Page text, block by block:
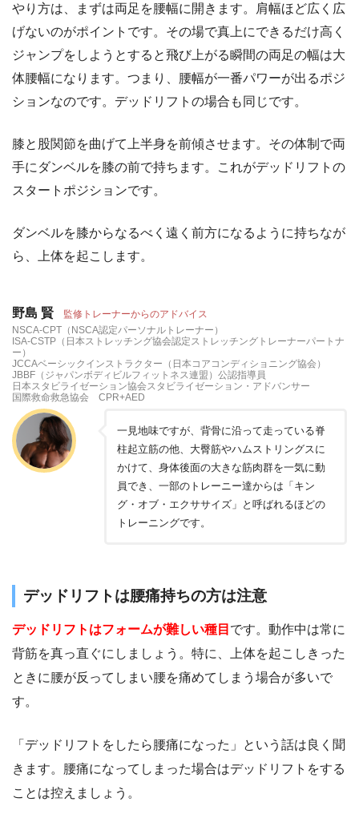
やり方は、まずは両足を腰幅に開きます。肩幅ほど広く広
げないのがポイントです。その場で真上にできるだけ高く
ジャンプをしようとすると飛び上がる瞬間の両足の幅は大
体腰幅になります。つまり、腰幅が一番パワーが出るポジ
ションなのです。デッドリフトの場合も同じです。
膝と股関節を曲げて上半身を前傾させます。その体制で両
手にダンベルを膝の前で持ちます。これがデッドリフトの
スタートポジションです。
ダンベルを膝からなるべく遠く前方になるように持ちなが
ら、上体を起こします。
野島 賢 監修トレーナーからのアドバイス
NSCA-CPT（NSCA認定パーソナルトレーナー）
ISA-CSTP（日本ストレッチング協会認定ストレッチングトレーナーパートナ
ー）
JCCAベーシックインストラクター（日本コアコンディショニング協会）
JBBF（ジャパンボディビルフィットネス連盟）公認指導員
日本スタビライゼーション協会スタビライゼーション・アドバンサー
国際救命救急協会 CPR+AED
一見地味ですが、背骨に沿って走っている脊
柱起立筋の他、大臀筋やハムストリングスに
かけて、身体後面の大きな筋肉群を一気に動
員でき、一部のトレーニー達からは「キン
グ・オブ・エクササイズ」と呼ばれるほどの
トレーニングです。
デッドリフトは腰痛持ちの方は注意
デッドリフトはフォームが難しい種目 です。動作中は常に
背筋を真っ直ぐにしましょう。特に、上体を起こしきった
ときに腰が反ってしまい腰を痛めてしまう場合が多いで
す。
「デッドリフトをしたら腰痛になった」という話は良く聞
きます。腰痛になってしまった場合はデッドリフトをする
ことは控えましょう。